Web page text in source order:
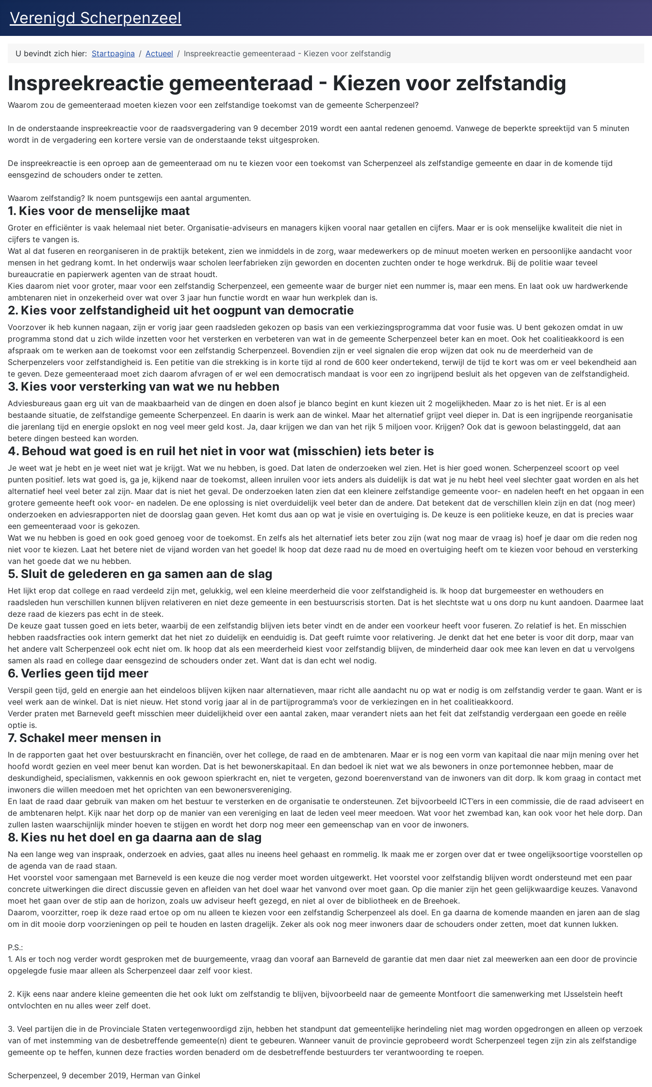
Verenigd Scherpenzeel
U bevindt zich hier: Startpagina Actueel Inspreekreactie gemeenteraad - Kiezen voor zelfstandig
Inspreekreactie gemeenteraad - Kiezen voor zelfstandig
Waarom zou de gemeenteraad moeten kiezen voor een zelfstandige toekomst van de gemeente Scherpenzeel?
In de onderstaande inspreekreactie voor de raadsvergadering van 9 december 2019 wordt een aantal redenen genoemd. Vanwege de beperkte spreektijd van 5 minuten
wordt in de vergadering een kortere versie van de onderstaande tekst uitgesproken.
De inspreekreactie is een oproep aan de gemeenteraad om nu te kiezen voor een toekomst van Scherpenzeel als zelfstandige gemeente en daar in de komende tijd
eensgezind de schouders onder te zetten.
Waarom zelfstandig? Ik noem puntsgewijs een aantal argumenten.
1. Kies voor de menselijke maat
Groter en efficiënter is vaak helemaal niet beter. Organisatie-adviseurs en managers kijken vooral naar getallen en cijfers. Maar er is ook menselijke kwaliteit die niet in
cijfers te vangen is.
Wat al dat fuseren en reorganiseren in de praktijk betekent, zien we inmiddels in de zorg, waar medewerkers op de minuut moeten werken en persoonlijke aandacht voor
mensen in het gedrang komt. In het onderwijs waar scholen leerfabrieken zijn geworden en docenten zuchten onder te hoge werkdruk. Bij de politie waar teveel
bureaucratie en papierwerk agenten van de straat houdt.
Kies daarom niet voor groter, maar voor een zelfstandig Scherpenzeel, een gemeente waar de burger niet een nummer is, maar een mens. En laat ook uw hardwerkende
ambtenaren niet in onzekerheid over wat over 3 jaar hun functie wordt en waar hun werkplek dan is.
2. Kies voor zelfstandigheid uit het oogpunt van democratie
Voorzover ik heb kunnen nagaan, zijn er vorig jaar geen raadsleden gekozen op basis van een verkiezingsprogramma dat voor fusie was. U bent gekozen omdat in uw
programma stond dat u zich wilde inzetten voor het versterken en verbeteren van wat in de gemeente Scherpenzeel beter kan en moet. Ook het coalitieakkoord is een
afspraak om te werken aan de toekomst voor een zelfstandig Scherpenzeel. Bovendien zijn er veel signalen die erop wijzen dat ook nu de meerderheid van de
Scherpenzelers voor zelfstandigheid is. Een petitie van die strekking is in korte tijd al rond de 600 keer ondertekend, terwijl de tijd te kort was om er veel bekendheid aan
te geven. Deze gemeenteraad moet zich daarom afvragen of er wel een democratisch mandaat is voor een zo ingrijpend besluit als het opgeven van de zelfstandigheid.
3. Kies voor versterking van wat we nu hebben
Adviesbureaus gaan erg uit van de maakbaarheid van de dingen en doen alsof je blanco begint en kunt kiezen uit 2 mogelijkheden. Maar zo is het niet. Er is al een
bestaande situatie, de zelfstandige gemeente Scherpenzeel. En daarin is werk aan de winkel. Maar het alternatief grijpt veel dieper in. Dat is een ingrijpende reorganisatie
die jarenlang tijd en energie opslokt en nog veel meer geld kost. Ja, daar krijgen we dan van het rijk 5 miljoen voor. Krijgen? Ook dat is gewoon belastinggeld, dat aan
betere dingen besteed kan worden.
4. Behoud wat goed is en ruil het niet in voor wat (misschien) iets beter is
Je weet wat je hebt en je weet niet wat je krijgt. Wat we nu hebben, is goed. Dat laten de onderzoeken wel zien. Het is hier goed wonen. Scherpenzeel scoort op veel
punten positief. Iets wat goed is, ga je, kijkend naar de toekomst, alleen inruilen voor iets anders als duidelijk is dat wat je nu hebt heel veel slechter gaat worden en als het
alternatief heel veel beter zal zijn. Maar dat is niet het geval. De onderzoeken laten zien dat een kleinere zelfstandige gemeente voor- en nadelen heeft en het opgaan in een
grotere gemeente heeft ook voor- en nadelen. De ene oplossing is niet overduidelijk veel beter dan de andere. Dat betekent dat de verschillen klein zijn en dat (nog meer)
onderzoeken en adviesrapporten niet de doorslag gaan geven. Het komt dus aan op wat je visie en overtuiging is. De keuze is een politieke keuze, en dat is precies waar
een gemeenteraad voor is gekozen.
Wat we nu hebben is goed en ook goed genoeg voor de toekomst. En zelfs als het alternatief iets beter zou zijn (wat nog maar de vraag is) hoef je daar om die reden nog
niet voor te kiezen. Laat het betere niet de vijand worden van het goede! Ik hoop dat deze raad nu de moed en overtuiging heeft om te kiezen voor behoud en versterking
van het goede dat we nu hebben.
5. Sluit de gelederen en ga samen aan de slag
Het lijkt erop dat college en raad verdeeld zijn met, gelukkig, wel een kleine meerderheid die voor zelfstandigheid is. Ik hoop dat burgemeester en wethouders en
raadsleden hun verschillen kunnen blijven relativeren en niet deze gemeente in een bestuurscrisis storten. Dat is het slechtste wat u ons dorp nu kunt aandoen. Daarmee laat
deze raad de kiezers pas echt in de steek.
De keuze gaat tussen goed en iets beter, waarbij de een zelfstandig blijven iets beter vindt en de ander een voorkeur heeft voor fuseren. Zo relatief is het. En misschien
hebben raadsfracties ook intern gemerkt dat het niet zo duidelijk en eenduidig is. Dat geeft ruimte voor relativering. Je denkt dat het ene beter is voor dit dorp, maar van
het andere valt Scherpenzeel ook echt niet om. Ik hoop dat als een meerderheid kiest voor zelfstandig blijven, de minderheid daar ook mee kan leven en dat u vervolgens
samen als raad en college daar eensgezind de schouders onder zet. Want dat is dan echt wel nodig.
6. Verlies geen tijd meer
Verspil geen tijd, geld en energie aan het eindeloos blijven kijken naar alternatieven, maar richt alle aandacht nu op wat er nodig is om zelfstandig verder te gaan. Want er is
veel werk aan de winkel. Dat is niet nieuw. Het stond vorig jaar al in de partijprogramma’s voor de verkiezingen en in het coalitieakkoord.
Verder praten met Barneveld geeft misschien meer duidelijkheid over een aantal zaken, maar verandert niets aan het feit dat zelfstandig verdergaan een goede en reële
optie is.
7. Schakel meer mensen in
In de rapporten gaat het over bestuurskracht en financiën, over het college, de raad en de ambtenaren. Maar er is nog een vorm van kapitaal die naar mijn mening over het
hoofd wordt gezien en veel meer benut kan worden. Dat is het bewonerskapitaal. En dan bedoel ik niet wat we als bewoners in onze portemonnee hebben, maar de
deskundigheid, specialismen, vakkennis en ook gewoon spierkracht en, niet te vergeten, gezond boerenverstand van de inwoners van dit dorp. Ik kom graag in contact met
inwoners die willen meedoen met het oprichten van een bewonersvereniging.
En laat de raad daar gebruik van maken om het bestuur te versterken en de organisatie te ondersteunen. Zet bijvoorbeeld ICT’ers in een commissie, die de raad adviseert en
de ambtenaren helpt. Kijk naar het dorp op de manier van een vereniging en laat de leden veel meer meedoen. Wat voor het zwembad kan, kan ook voor het hele dorp. Dan
zullen lasten waarschijnlijk minder hoeven te stijgen en wordt het dorp nog meer een gemeenschap van en voor de inwoners.
8. Kies nu het doel en ga daarna aan de slag
Na een lange weg van inspraak, onderzoek en advies, gaat alles nu ineens heel gehaast en rommelig. Ik maak me er zorgen over dat er twee ongelijksoortige voorstellen op
de agenda van de raad staan.
Het voorstel voor samengaan met Barneveld is een keuze die nog verder moet worden uitgewerkt. Het voorstel voor zelfstandig blijven wordt ondersteund met een paar
concrete uitwerkingen die direct discussie geven en afleiden van het doel waar het vanvond over moet gaan. Op die manier zijn het geen gelijkwaardige keuzes. Vanavond
moet het gaan over de stip aan de horizon, zoals uw adviseur heeft gezegd, en niet al over de bibliotheek en de Breehoek.
Daarom, voorzitter, roep ik deze raad ertoe op om nu alleen te kiezen voor een zelfstandig Scherpenzeel als doel. En ga daarna de komende maanden en jaren aan de slag
om in dit mooie dorp voorzieningen op peil te houden en lasten dragelijk. Zeker als ook nog meer inwoners daar de schouders onder zetten, moet dat kunnen lukken.
P.S.:
1. Als er toch nog verder wordt gesproken met de buurgemeente, vraag dan vooraf aan Barneveld de garantie dat men daar niet zal meewerken aan een door de provincie
opgelegde fusie maar alleen als Scherpenzeel daar zelf voor kiest.
2. Kijk eens naar andere kleine gemeenten die het ook lukt om zelfstandig te blijven, bijvoorbeeld naar de gemeente Montfoort die samenwerking met IJsselstein heeft
ontvlochten en nu alles weer zelf doet.
3. Veel partijen die in de Provinciale Staten vertegenwoordigd zijn, hebben het standpunt dat gemeentelijke herindeling niet mag worden opgedrongen en alleen op verzoek
van of met instemming van de desbetreffende gemeente(n) dient te gebeuren. Wanneer vanuit de provincie geprobeerd wordt Scherpenzeel tegen zijn zin als zelfstandige
gemeente op te heffen, kunnen deze fracties worden benaderd om de desbetreffende bestuurders ter verantwoording te roepen.
Scherpenzeel, 9 december 2019, Herman van Ginkel